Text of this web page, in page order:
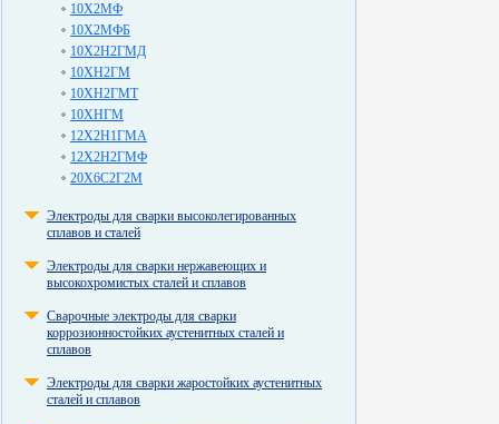
10Х2МФ
10Х2МФБ
10Х2Н2ГМД
10ХН2ГМ
10ХН2ГМТ
10ХНГМ
12Х2Н1ГМА
12Х2Н2ГМФ
20Х6С2Г2М
Электроды для сварки высоколегированных
сплавов и сталей
Электроды для сварки нержавеющих и
высокохромистых сталей и сплавов
Сварочные электроды для сварки
коррозионностойких аустенитных сталей и
сплавов
Электроды для сварки жаростойких аустенитных
сталей и сплавов